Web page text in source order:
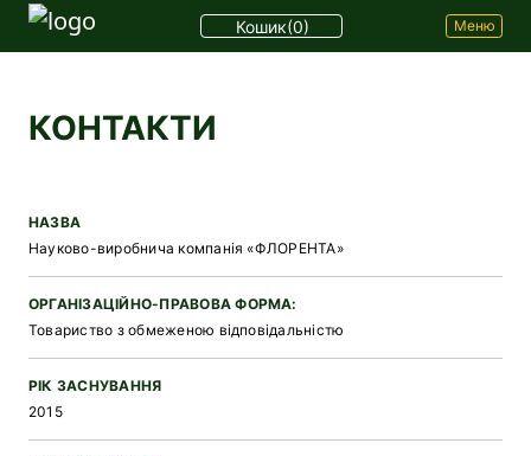
Кошик(0) Меню
КОНТАКТИ
НАЗВА
Науково-виробнича компанія «ФЛОРЕНТА»
ОРГАНІЗАЦІЙНО-ПРАВОВА ФОРМА:
Товариство з обмеженою відповідальністю
РІК ЗАСНУВАННЯ
2015